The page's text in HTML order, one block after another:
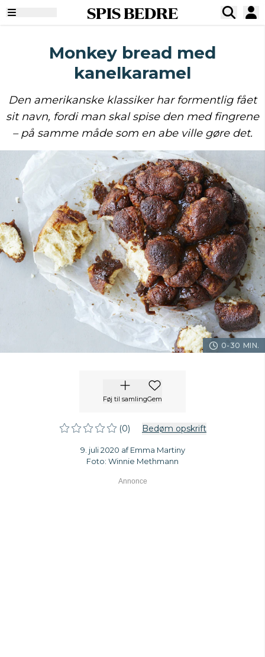
SPIS BEDRE
Monkey bread med
kanelkaramel
Den amerikanske klassiker har formentlig fået
sit navn, fordi man skal spise den med fingrene
– på samme måde som en abe ville gøre det.
0-30 MIN.
Føj til samlingGem
(0) Bedøm opskrift
9. juli 2020 af Emma Martiny
Foto: Winnie Methmann